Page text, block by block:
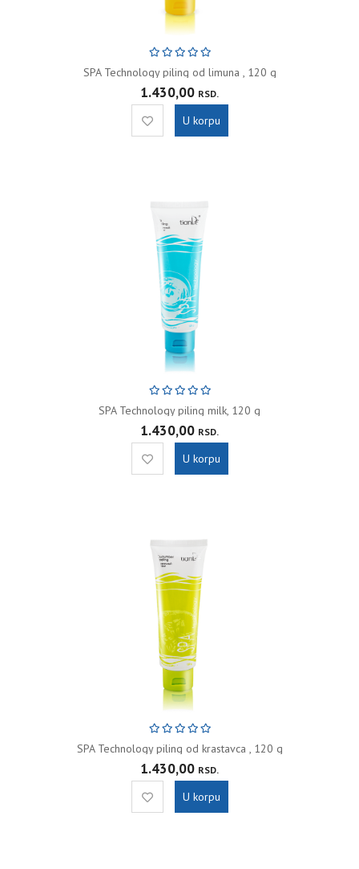
SPA Technology piling od limuna , 120 g
1.430,00 RSD.
U korpu
SPA Technology piling milk, 120 g
1.430,00 RSD.
U korpu
SPA Technology piling od krastavca , 120 g
1.430,00 RSD.
U korpu